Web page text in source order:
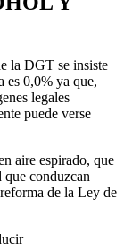
la DGT se insiste
es 0,0% ya que,
legales
puede verse
aire espirado, que
que conduzcan
de la Ley de